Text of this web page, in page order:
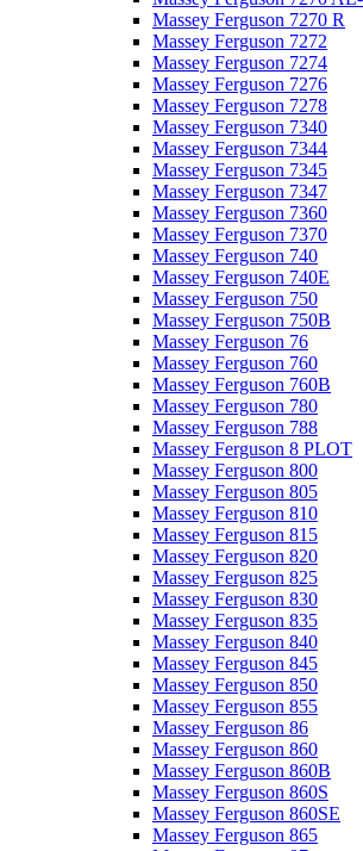
Massey Ferguson 7270 R
Massey Ferguson 7272
Massey Ferguson 7274
Massey Ferguson 7276
Massey Ferguson 7278
Massey Ferguson 7340
Massey Ferguson 7344
Massey Ferguson 7345
Massey Ferguson 7347
Massey Ferguson 7360
Massey Ferguson 7370
Massey Ferguson 740
Massey Ferguson 740E
Massey Ferguson 750
Massey Ferguson 750B
Massey Ferguson 76
Massey Ferguson 760
Massey Ferguson 760B
Massey Ferguson 780
Massey Ferguson 788
Massey Ferguson 8 PLOT
Massey Ferguson 800
Massey Ferguson 805
Massey Ferguson 810
Massey Ferguson 815
Massey Ferguson 820
Massey Ferguson 825
Massey Ferguson 830
Massey Ferguson 835
Massey Ferguson 840
Massey Ferguson 845
Massey Ferguson 850
Massey Ferguson 855
Massey Ferguson 86
Massey Ferguson 860
Massey Ferguson 860B
Massey Ferguson 860S
Massey Ferguson 860SE
Massey Ferguson 865